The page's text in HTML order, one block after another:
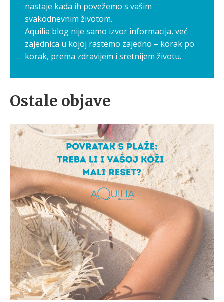
nastaje kada ih povežemo s vašim
svakodnevnim životom.
Aquilia blog nije samo izvor informacija, već
zajednica u kojoj rastemo zajedno – korak po
korak, prema zdravijem i sretnijem životu.
Ostale objave